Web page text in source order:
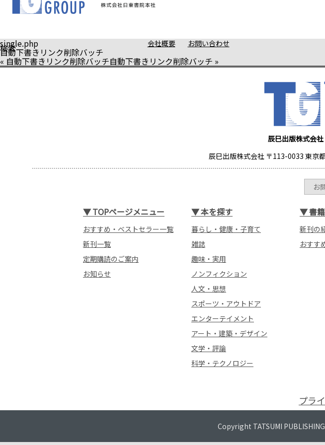
会社概要 お問い合わせ
検索
single.php
自動下書きリンク削除バッチ
« 自動下書きリンク削除バッチ自動下書きリンク削除バッチ »
辰巳出版株式会
辰巳出版株式会社 〒113-0033 東京
お
▼TOPページメニュー
おすすめ・ベストセラー一覧
新刊一覧
定期購読のご案内
お知らせ
▼本を探す
暮らし・健康・子育て
雑誌
趣味・実用
ノンフィクション
人文・思想
スポーツ・アウトドア
エンターテイメント
アート・建築・デザイン
文学・評論
科学・テクノロジー
▼書
新刊の
おすす
プラ
Copyright TATSUMI